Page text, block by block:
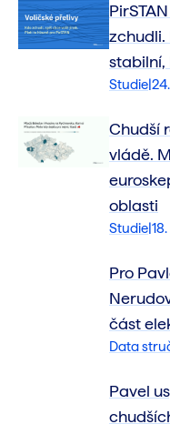
Studie|
zchudli.
stabilní,
Studie|
Chudší
vládě.
oblasti
Data
Pro
část
Pavel